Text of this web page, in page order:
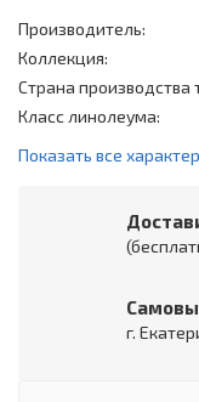
Производитель:
Коллекция:
Страна производства
Класс линолеума:
Показать все
г.